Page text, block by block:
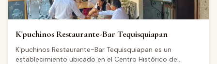
amabilidad del personal y la calidad del servicio.
K'puchinos Restaurante-Bar Tequisquiapan
K'puchinos Restaurante-Bar Tequisquiapan es un
establecimiento ubicado en el Centro Histórico de